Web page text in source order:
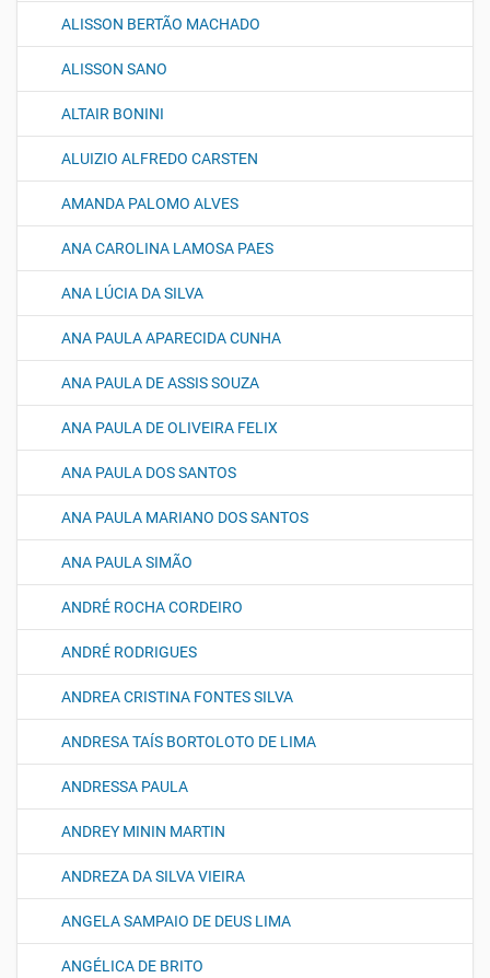
ALISSON BERTÃO MACHADO
ALISSON SANO
ALTAIR BONINI
ALUIZIO ALFREDO CARSTEN
AMANDA PALOMO ALVES
ANA CAROLINA LAMOSA PAES
ANA LÚCIA DA SILVA
ANA PAULA APARECIDA CUNHA
ANA PAULA DE ASSIS SOUZA
ANA PAULA DE OLIVEIRA FELIX
ANA PAULA DOS SANTOS
ANA PAULA MARIANO DOS SANTOS
ANA PAULA SIMÃO
ANDRÉ ROCHA CORDEIRO
ANDRÉ RODRIGUES
ANDREA CRISTINA FONTES SILVA
ANDRESA TAÍS BORTOLOTO DE LIMA
ANDRESSA PAULA
ANDREY MININ MARTIN
ANDREZA DA SILVA VIEIRA
ANGELA SAMPAIO DE DEUS LIMA
ANGÉLICA DE BRITO